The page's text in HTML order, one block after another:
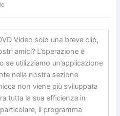
Video solo una breve clip,
amici? L’operazione è
se utilizziamo un’applicazione
nella nostra sezione
non viene più sviluppata
tutta la sua efficienza in
il programma